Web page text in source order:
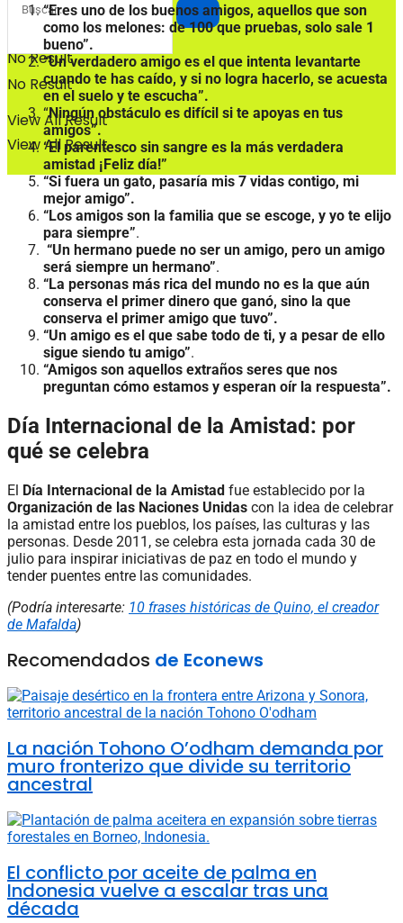
No Result
View All Result
No Result
View All Result
“Eres uno de los buenos amigos, aquellos que son
como los melones: de 100 que pruebas, solo sale 1
bueno”.
“Un verdadero amigo es el que intenta levantarte
cuando te has caído, y si no logra hacerlo, se acuesta
en el suelo y te escucha”.
“Ningún obstáculo es difícil si te apoyas en tus
amigos”.
“El parentesco sin sangre es la más verdadera
amistad ¡Feliz día!”
“Si fuera un gato, pasaría mis 7 vidas contigo, mi
mejor amigo”.
“Los amigos son la familia que se escoge, y yo te elijo
para siempre”.
“Un hermano puede no ser un amigo, pero un amigo
será siempre un hermano”.
“La personas más rica del mundo no es la que aún
conserva el primer dinero que ganó, sino la que
conserva el primer amigo que tuvo”.
“Un amigo es el que sabe todo de ti, y a pesar de ello
sigue siendo tu amigo”.
“Amigos son aquellos extraños seres que nos
preguntan cómo estamos y esperan oír la respuesta”.
Día Internacional de la Amistad: por
qué se celebra
El Día Internacional de la Amistad fue establecido por la
Organización de las Naciones Unidas con la idea de celebrar
la amistad entre los pueblos, los países, las culturas y las
personas. Desde 2011, se celebra esta jornada cada 30 de
julio para inspirar iniciativas de paz en todo el mundo y
tender puentes entre las comunidades.
(Podría interesarte: 10 frases históricas de Quino, el creador
de Mafalda)
Recomendados de Econews
La nación Tohono O’odham demanda por
muro fronterizo que divide su territorio
ancestral
El conflicto por aceite de palma en
Indonesia vuelve a escalar tras una
década